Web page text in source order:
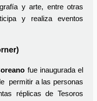
y arte, entre otras
y realiza eventos
fue inaugurada el
permitir a las personas
réplicas de Tesoros